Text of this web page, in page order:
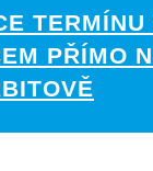
PŘÍMO